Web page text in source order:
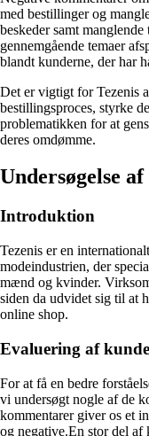
med bestillinger og
beskeder samt
gennemgående temaer
blandt kunderne, der har
Det er vigtigt for Tezenis
bestillingsproces, styrke
problematikken for at
deres omdømme.
Undersøgelse
Introduktion
Tezenis er en
modeindustrien, der
mænd og kvinder.
siden da udvidet sig til at
online shop.
Evaluering af
For at få en bedre
vi undersøgt nogle af de
kommentarer giver os et
og negative.En stor del af